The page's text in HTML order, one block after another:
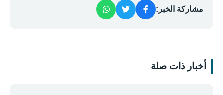
مشاركة الخبر:
أخبار ذات صلة